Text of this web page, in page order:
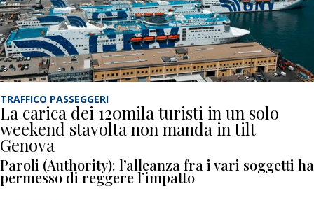
TRAFFICO PASSEGGERI
La carica dei 120mila turisti in un solo
weekend stavolta non manda in tilt
Genova
Paroli (Authority): l’alleanza fra i vari soggetti ha
permesso di reggere l’impatto